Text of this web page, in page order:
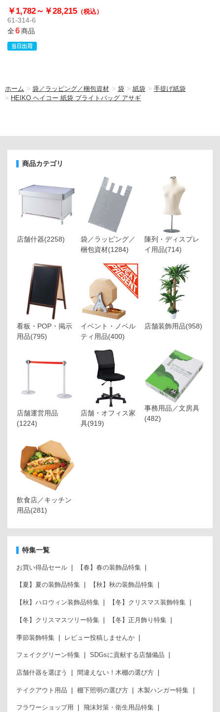
￥1,782～ ￥28,215 （税込）
61-314-6
全6商品
ホーム >袋／ラッピング／梱包資材 > 袋 > 紙袋 > 手提げ紙袋
> HEIKO ヘイコー 紙袋 ブライトバッグ アサギ
商品カテゴリ
店舗什器(2258)
袋／ラッピング／
梱包資材(1284)
陳列・ディスプレ
イ用品(714)
看板・POP・掲示
用品(795)
イベント・ノベル
ティ用品(400)
店舗装飾用品(958)
店舗運営用品
(1224)
店舗・オフィス家
具(919)
事務用品／文房具
(482)
飲食店／キッチン
用品(281)
特集一覧
お買い得品セール 【春】春の装飾品特集
【夏】夏の装飾品特集 【秋】秋の装飾品特集
【秋】ハロウィン装飾品特集 【冬】クリスマス装飾特集
【冬】クリスマスツリー特集 【冬】正月飾り特集
季節装飾特集 レビュー投稿しませんか
フェイクグリーン特集 SDGsに貢献する店舗備品
店舗什器を選ぼう 間違えない！木棚の選び方
テイクアウト用品 棚下照明の選び方 木製ハンガー特集
フラワーショップ用 飛沫対策・衛生用品特集